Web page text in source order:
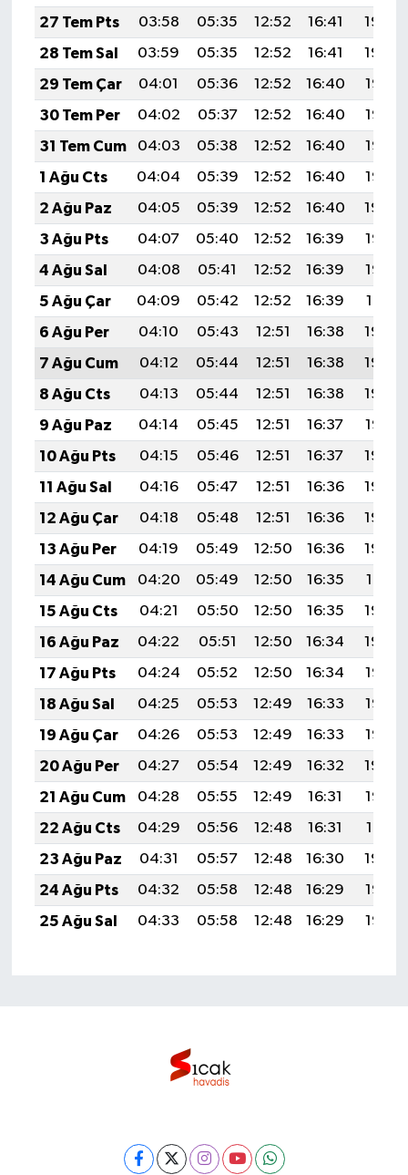
27 Tem Pts
03:58 05:35 12:52 16:41
19:59
28 Tem Sal
03:59 05:35 12:52 16:41
19:59
29 Tem Çar
04:01 05:36 12:52 16:40
19:58
30 Tem Per
04:02 05:37 12:52 16:40
19:57
31 Tem Cum
04:03 05:38 12:52 16:40
19:56
1 Ağu Cts
04:04 05:39 12:52 16:40
19:55
2 Ağu Paz
04:05 05:39 12:52 16:40
19:54
3 Ağu Pts
04:07 05:40 12:52 16:39
19:53
4 Ağu Sal
04:08 05:41 12:52 16:39
19:52
5 Ağu Çar
04:09 05:42 12:52 16:39
19:51
6 Ağu Per
04:10 05:43 12:51 16:38
19:50
7 Ağu Cum
04:12 05:44 12:51 16:38
19:49
8 Ağu Cts
04:13 05:44 12:51 16:38
19:48
9 Ağu Paz
04:14 05:45 12:51 16:37
19:47
10 Ağu Pts
04:15 05:46 12:51 16:37
19:46
11 Ağu Sal
04:16 05:47 12:51 16:36
19:45
12 Ağu Çar
04:18 05:48 12:51 16:36
19:44
13 Ağu Per
04:19 05:49 12:50 16:36
19:42
14 Ağu Cum
04:20 05:49 12:50 16:35
19:41
15 Ağu Cts
04:21 05:50 12:50 16:35
19:40
16 Ağu Paz
04:22 05:51 12:50 16:34
19:39
17 Ağu Pts
04:24 05:52 12:50 16:34
19:38
18 Ağu Sal
04:25 05:53 12:49 16:33
19:36
19 Ağu Çar
04:26 05:53 12:49 16:33
19:35
20 Ağu Per
04:27 05:54 12:49 16:32
19:34
21 Ağu Cum
04:28 05:55 12:49 16:31
19:32
22 Ağu Cts
04:29 05:56 12:48 16:31
19:31
23 Ağu Paz
04:31 05:57 12:48 16:30
19:30
24 Ağu Pts
04:32 05:58 12:48 16:29
19:28
25 Ağu Sal
04:33 05:58 12:48 16:29 19:27